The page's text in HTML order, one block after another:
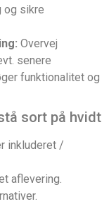
og sikre
Overvej
senere
funktionalitet og
sort på hvidt
inkluderet /
aflevering.